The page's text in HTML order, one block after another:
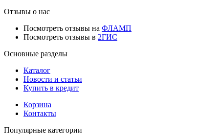
Отзывы о нас
Посмотреть отзывы на ФЛАМП
Посмотреть отзывы в 2ГИС
Основные разделы
Каталог
Новости и статьи
Купить в кредит
Корзина
Контакты
Популярные категории